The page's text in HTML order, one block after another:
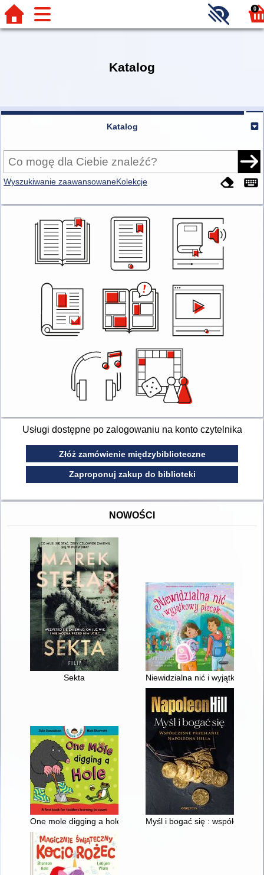
0
Katalog
Katalog
Wyszukiwanie zaawansowaneKolekcje
Usługi dostępne po zalogowaniu na konto czytelnika
Złóż zamówienie międzybiblioteczne
Zaproponuj zakup do biblioteki
NOWOŚCI
Sekta Niewidzialna nić i wyjątkowy
One mole digging a hole Myśl i bogać się : współczesne